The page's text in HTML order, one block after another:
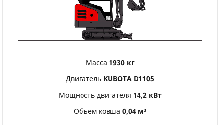
Масса 1930 кг
Двигатель KUBOTA D1105
Мощность двигателя 14,2 кВт
Объем ковша 0,04 м³